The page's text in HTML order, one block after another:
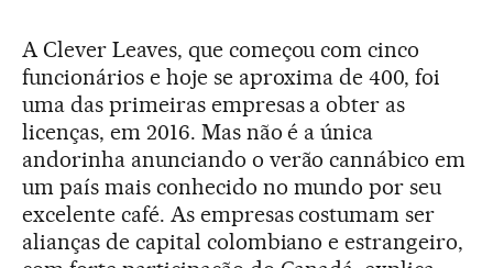
A Clever Leaves, que começou com cinco
funcionários e hoje se aproxima de 400, foi
uma das primeiras empresas a obter as
licenças, em 2016. Mas não é a única
andorinha anunciando o verão cannábico em
um país mais conhecido no mundo por seu
excelente café. As empresas costumam ser
alianças de capital colombiano e estrangeiro,